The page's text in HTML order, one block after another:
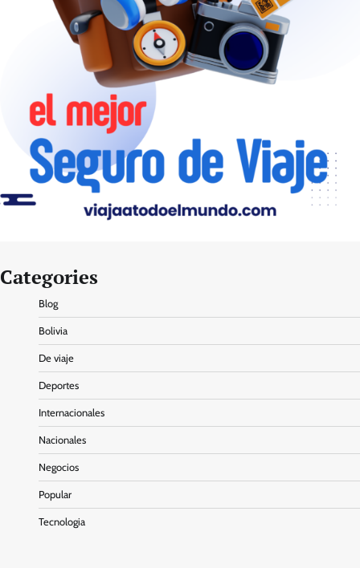
Categories
Blog
Bolivia
De viaje
Deportes
Internacionales
Nacionales
Negocios
Popular
Tecnologia